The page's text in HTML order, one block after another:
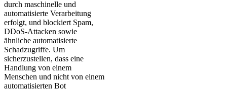
durch maschinelle und
automatisierte Verarbeitung
erfolgt, und blockiert Spam,
DDoS-Attacken sowie
ähnliche automatisierte
Schadzugriffe. Um
sicherzustellen, dass eine
Handlung von einem
Menschen und nicht von einem
automatisierten Bot